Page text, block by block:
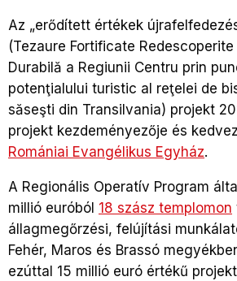
Az „erődített értékek
(Tezaure Fortificate
Durabilă a Regiunii Centru prin
potenţialului turistic al reţelei de
săseşti din Transilvania) projekt
projekt kezdeményezője és
Romániai Evangélikus Egyház.
A Regionális Operatív Program
millió euróból 18 szász templomon
állagmegőrzési, felújítási
Fehér, Maros és Brassó
ezúttal 15 millió euró értékű